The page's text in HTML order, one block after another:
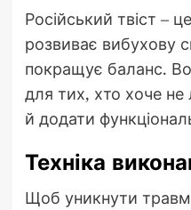
Російський твіст –
розвиває вибухову
покращує баланс.
для тих, хто хоче
й додати
Техніка
Щоб уникнути